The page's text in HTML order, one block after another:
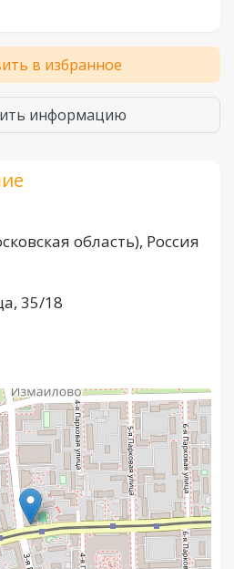
в избранное
информацию
область), Россия
35/18